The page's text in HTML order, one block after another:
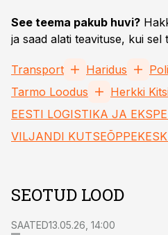
See teema pakub huvi?
ja saad alati teavituse, kui sel
Transport Haridus
Tarmo Loodus
Herkki
VILJANDI
SEOTUD LOOD
SAATED13.05.26, 14:00